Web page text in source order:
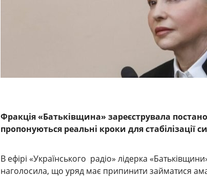
Фракція «Батьківщина» зареєструвала
пропонуються реальні кроки для стабілізації
В ефірі «Українського радіо» лідерка
наголосила, що уряд має припинити займатися